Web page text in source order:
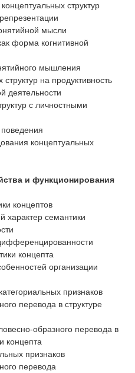
структур
мысли
форма когнитивной
мышления
на продуктивность
деятельности
с личностными
концептуальных
и функционирования
концептов
характер семантики
концепта
организации
признаков
перевода в структуре
образного перевода в
концепта
признаков
перевода